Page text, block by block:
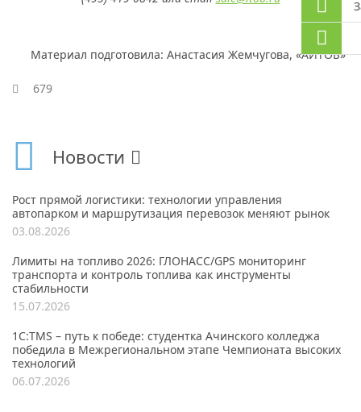
Материал подготовила: Анастасия Жемчугова, «АЙТОБ»
679
Новости
Рост прямой логистики: технологии управления
автопарком и маршрутизация перевозок меняют рынок
03.08.2026
Лимиты на топливо 2026: ГЛОНАСС/GPS мониторинг
транспорта и контроль топлива как инструменты
стабильности
15.07.2026
1С:TMS – путь к победе: студентка Ачинского колледжа
победила в Межрегиональном этапе Чемпионата высоких
технологий
06.07.2026